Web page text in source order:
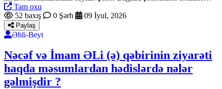
Tam oxu
52 baxış
0 Şərh 09 İyul, 2026
Paylaş
Əhli-Beyt
Nəcəf və İmam ƏLi (ə) qəbirinin ziyarəti
haqda məsumlardan hədislərdə nələr
gəlmişdir ?